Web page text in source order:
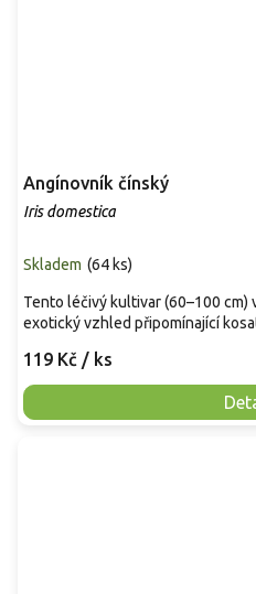
Angínovník čínský
Iris domestica
Skladem (64 ks)
119 Kč / ks
Tento léčivý kultivar (60–100 cm)
exotický vzhled připomínající